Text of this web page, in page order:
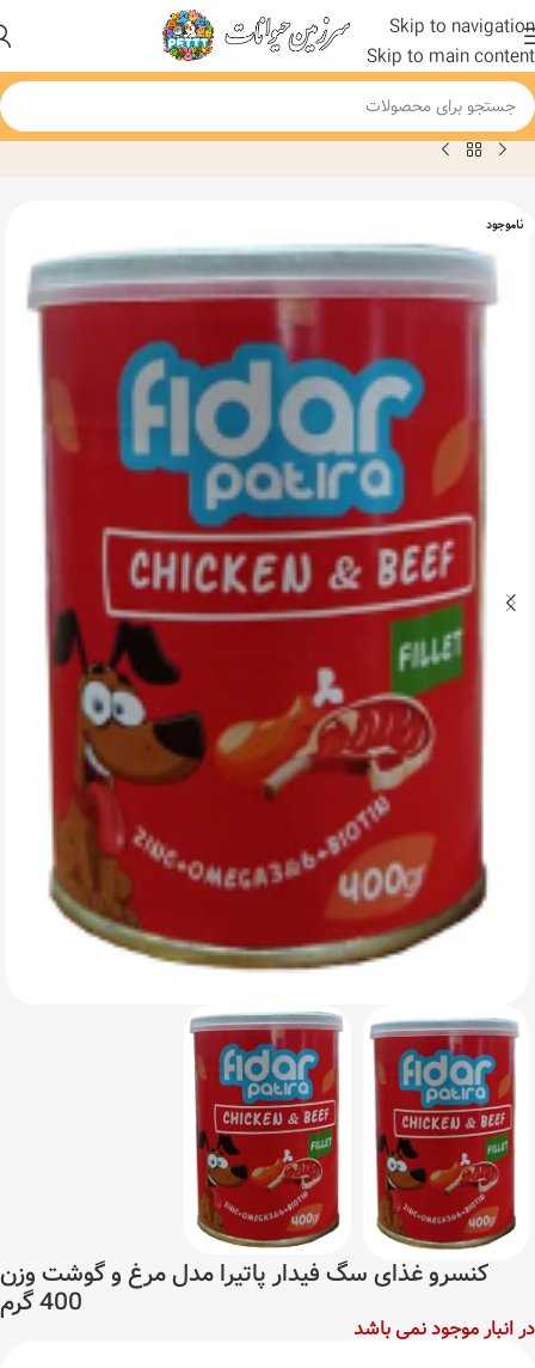
Skip to navigation
Skip to main content
خانه محصول کنسرو غذای سگ فیدار پاتیرا مدل مرغ و گوشت وزن 400 گرم
ناموجود
کنسرو غذای سگ فیدار پاتیرا مدل مرغ و گوشت وزن
400 گرم
در انبار موجود نمی باشد